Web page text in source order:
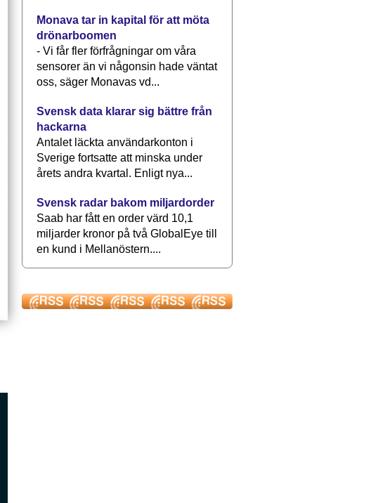
Monava tar in kapital för att möta
drönarboomen
- Vi får fler förfrågningar om våra
sensorer än vi någonsin hade väntat
oss, säger Monavas vd...
Svensk data klarar sig bättre från
hackarna
Antalet läckta användarkonton i
Sverige fortsatte att minska under
årets andra kvartal. Enligt nya...
Svensk radar bakom miljardorder
Saab har fått en order värd 10,1
miljarder kronor på två GlobalEye till
en kund i Mellanöstern....